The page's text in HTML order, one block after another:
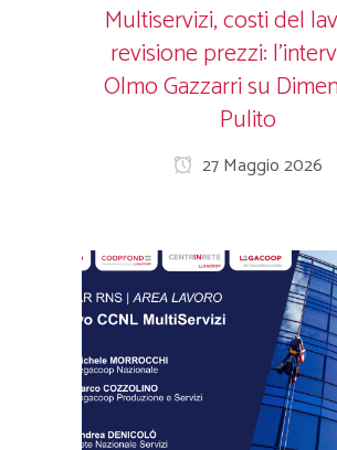
Multiservizi, costi del
revisione prezzi:
Olmo Gazzarri su
Pulito
27 Maggio 2026